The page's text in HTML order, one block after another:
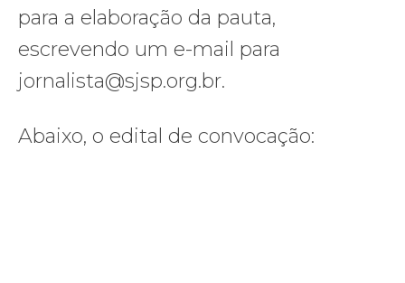
para a elaboração da pauta,
escrevendo um e-mail para
jornalista@sjsp.org.br.
Abaixo, o edital de convocação: